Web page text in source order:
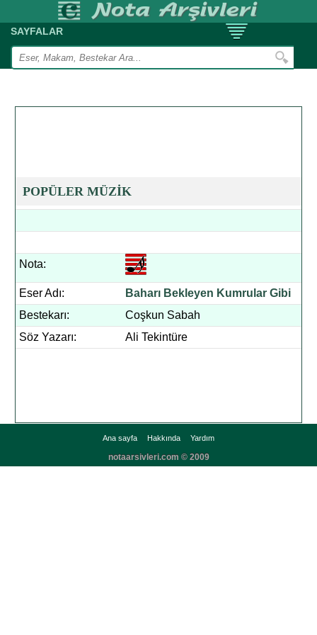
SAYFALAR
POPÜLER MÜZİK
Nota:
Eser Adı:
Baharı Bekleyen Kumrular Gibi
Bestekarı:
Coşkun Sabah
Söz Yazarı:
Ali Tekintüre
Ana sayfa Hakkında Yardım
notaarsivleri.com © 2009